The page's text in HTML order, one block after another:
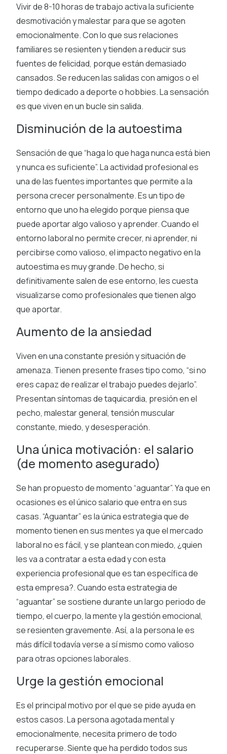
Vivir de 8-10 horas de trabajo activa la suficiente
desmotivación y malestar para que se agoten
emocionalmente. Con lo que sus relaciones
familiares se resienten y tienden a reducir sus
fuentes de felicidad, porque están demasiado
cansados. Se reducen las salidas con amigos o el
tiempo dedicado a deporte o hobbies. La sensación
es que viven en un bucle sin salida.
Disminución de la autoestima
Sensación de que “haga lo que haga nunca está bien
y nunca es suficiente”. La actividad profesional es
una de las fuentes importantes que permite a la
persona crecer personalmente. Es un tipo de
entorno que uno ha elegido porque piensa que
puede aportar algo valioso y aprender. Cuando el
entorno laboral no permite crecer, ni aprender, ni
percibirse como valioso, el impacto negativo en la
autoestima es muy grande. De hecho, si
definitivamente salen de ese entorno, les cuesta
visualizarse como profesionales que tienen algo
que aportar.
Aumento de la ansiedad
Viven en una constante presión y situación de
amenaza. Tienen presente frases tipo como, “si no
eres capaz de realizar el trabajo puedes dejarlo”.
Presentan síntomas de taquicardia, presión en el
pecho, malestar general, tensión muscular
constante, miedo, y desesperación.
Una única motivación: el salario
(de momento asegurado)
Se han propuesto de momento “aguantar”. Ya que en
ocasiones es el único salario que entra en sus
casas. “Aguantar” es la única estrategia que de
momento tienen en sus mentes ya que el mercado
laboral no es fácil, y se plantean con miedo, ¿quien
les va a contratar a esta edad y con esta
experiencia profesional que es tan específica de
esta empresa?. Cuando esta estrategia de
“aguantar” se sostiene durante un largo periodo de
tiempo, el cuerpo, la mente y la gestión emocional,
se resienten gravemente. Así, a la persona le es
más difícil todavía verse a sí mismo como valioso
para otras opciones laborales.
Urge la gestión emocional
Es el principal motivo por el que se pide ayuda en
estos casos. La persona agotada mental y
emocionalmente, necesita primero de todo
recuperarse. Siente que ha perdido todos sus